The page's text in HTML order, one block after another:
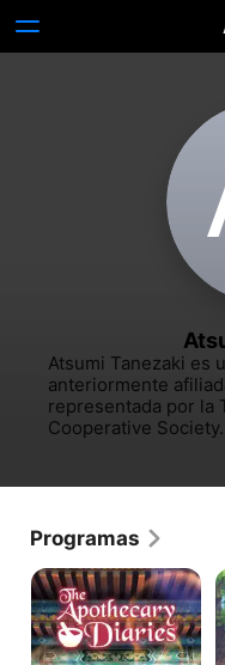
Atsumi Tanezaki es
anteriormente
representada por la
Cooperative Society.
Programas
Los
diarios
de
la
boticaria